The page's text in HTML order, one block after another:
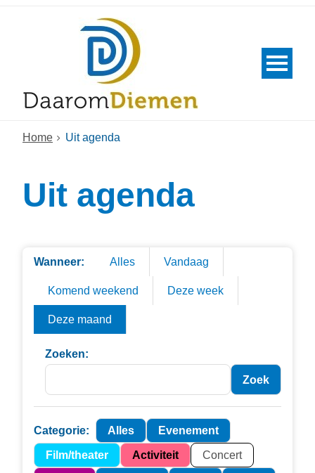
Home Uit agenda
Uit agenda
Wanneer: Alles Vandaag
Komend weekend Deze week
Deze maand
Zoeken:
Categorie: Alles Evenement
Film/theater Activiteit Concert